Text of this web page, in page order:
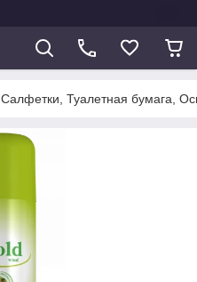
Салфетки, Туалетная бумага,